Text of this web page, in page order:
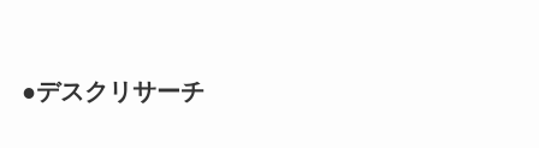
●デスクリサーチ